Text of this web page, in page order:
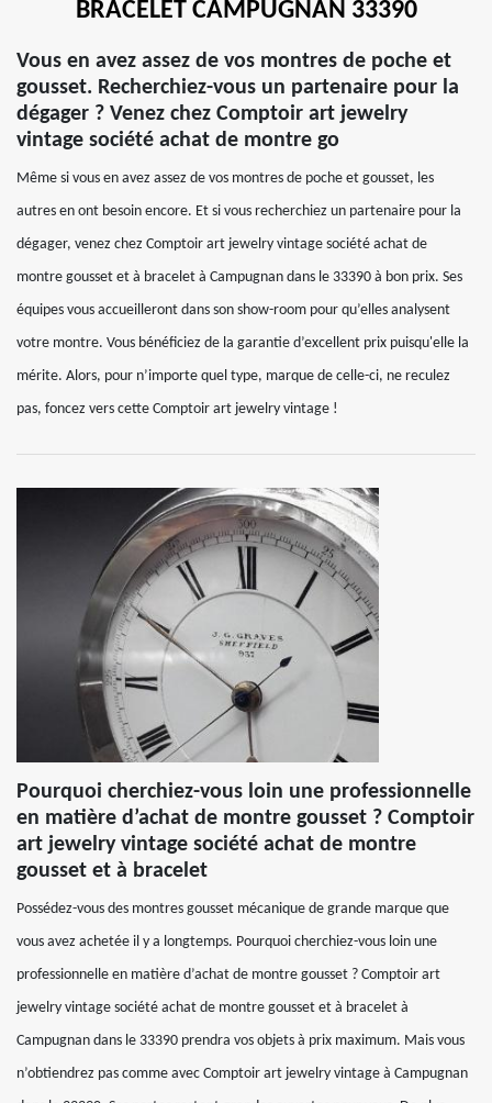
BRACELET CAMPUGNAN 33390
Vous en avez assez de vos montres de poche et
gousset. Recherchiez-vous un partenaire pour la
dégager ? Venez chez Comptoir art jewelry
vintage société achat de montre go
Même si vous en avez assez de vos montres de poche et gousset, les
autres en ont besoin encore. Et si vous recherchiez un partenaire pour la
dégager, venez chez Comptoir art jewelry vintage société achat de
montre gousset et à bracelet à Campugnan dans le 33390 à bon prix. Ses
équipes vous accueilleront dans son show-room pour qu’elles analysent
votre montre. Vous bénéficiez de la garantie d’excellent prix puisqu'elle la
mérite. Alors, pour n’importe quel type, marque de celle-ci, ne reculez
pas, foncez vers cette Comptoir art jewelry vintage !
Pourquoi cherchiez-vous loin une professionnelle
en matière d’achat de montre gousset ? Comptoir
art jewelry vintage société achat de montre
gousset et à bracelet
Possédez-vous des montres gousset mécanique de grande marque que
vous avez achetée il y a longtemps. Pourquoi cherchiez-vous loin une
professionnelle en matière d’achat de montre gousset ? Comptoir art
jewelry vintage société achat de montre gousset et à bracelet à
Campugnan dans le 33390 prendra vos objets à prix maximum. Mais vous
n’obtiendrez pas comme avec Comptoir art jewelry vintage à Campugnan